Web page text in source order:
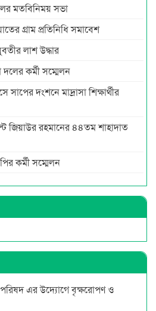
মতবিনিময় সভা
গ্রাম প্রতিনিধি সমাবেশ
লাশ উদ্ধার
কর্মী সম্মেলন
দংশনে মাদ্রাসা শিক্ষার্থীর
জিয়াউর রহমানের ৪৪তম শাহাদাত
কর্মী সম্মেলন
পরিষদ এর উদ্যোগে বৃক্ষরোপণ ও